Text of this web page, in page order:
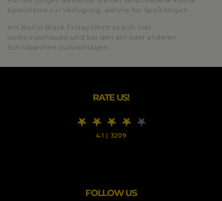
Spielplätze zur Verfügung, welche für Spaß sorgen.
Am Berlin Black Friday lohnt es sich hier
vorbeizuschauen und bei den ein oder anderen
Schnäppchen zuzuschlagen.
RATE US!
4.1 | 3209
FOLLOW US